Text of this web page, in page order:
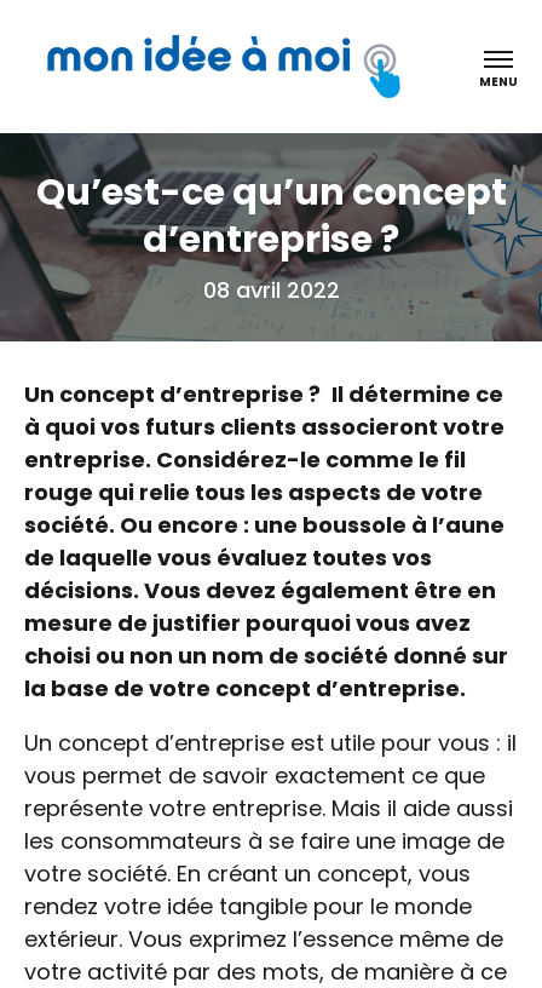
MENU
Qu’est-ce qu’un concept
d’entreprise ?
08 avril 2022
Un concept d’entreprise ? Il détermine ce
à quoi vos futurs clients associeront votre
entreprise. Considérez-le comme le fil
rouge qui relie tous les aspects de votre
société. Ou encore : une boussole à l’aune
de laquelle vous évaluez toutes vos
décisions. Vous devez également être en
mesure de justifier pourquoi vous avez
choisi ou non un nom de société donné sur
la base de votre concept d’entreprise.
Un concept d’entreprise est utile pour vous : il
vous permet de savoir exactement ce que
représente votre entreprise. Mais il aide aussi
les consommateurs à se faire une image de
votre société. En créant un concept, vous
rendez votre idée tangible pour le monde
extérieur. Vous exprimez l’essence même de
votre activité par des mots, de manière à ce